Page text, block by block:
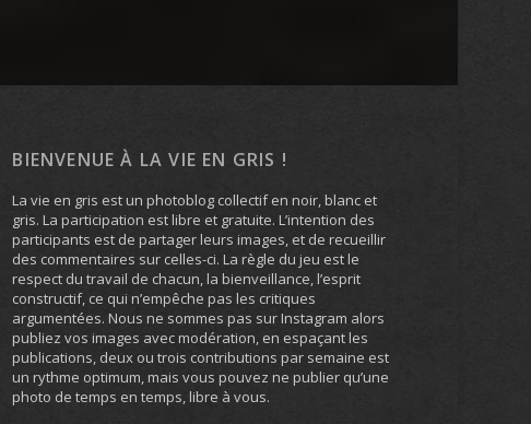
BIENVENUE À LA VIE EN GRIS !
La vie en gris est un photoblog collectif en noir, blanc et
gris. La participation est libre et gratuite. L’intention des
participants est de partager leurs images, et de recueillir
des commentaires sur celles-ci. La règle du jeu est le
respect du travail de chacun, la bienveillance, l’esprit
constructif, ce qui n’empêche pas les critiques
argumentées. Nous ne sommes pas sur Instagram alors
publiez vos images avec modération, en espaçant les
publications, deux ou trois contributions par semaine est
un rythme optimum, mais vous pouvez ne publier qu’une
photo de temps en temps, libre à vous.